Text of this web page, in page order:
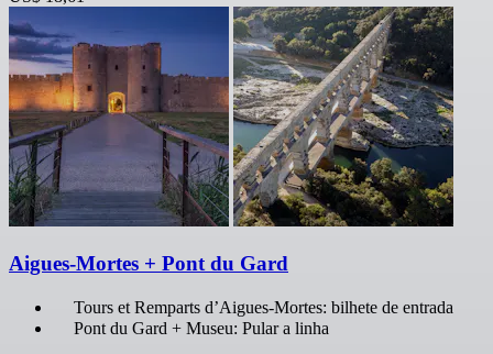
Aigues-Mortes + Pont du Gard
Tours et Remparts d’Aigues-Mortes: bilhete de entrada
Pont du Gard + Museu: Pular a linha